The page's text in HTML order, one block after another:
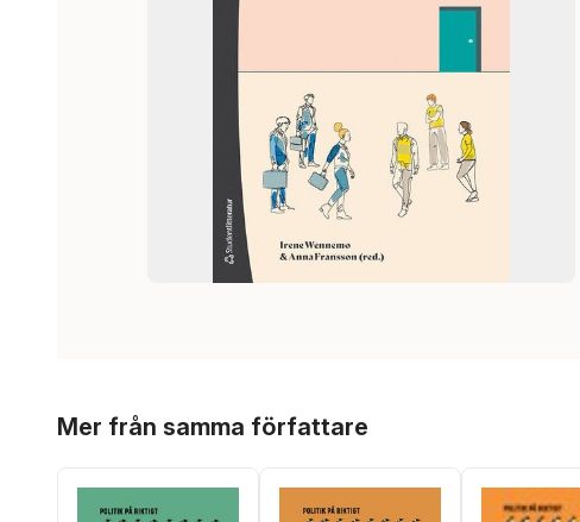
Mer från samma författare